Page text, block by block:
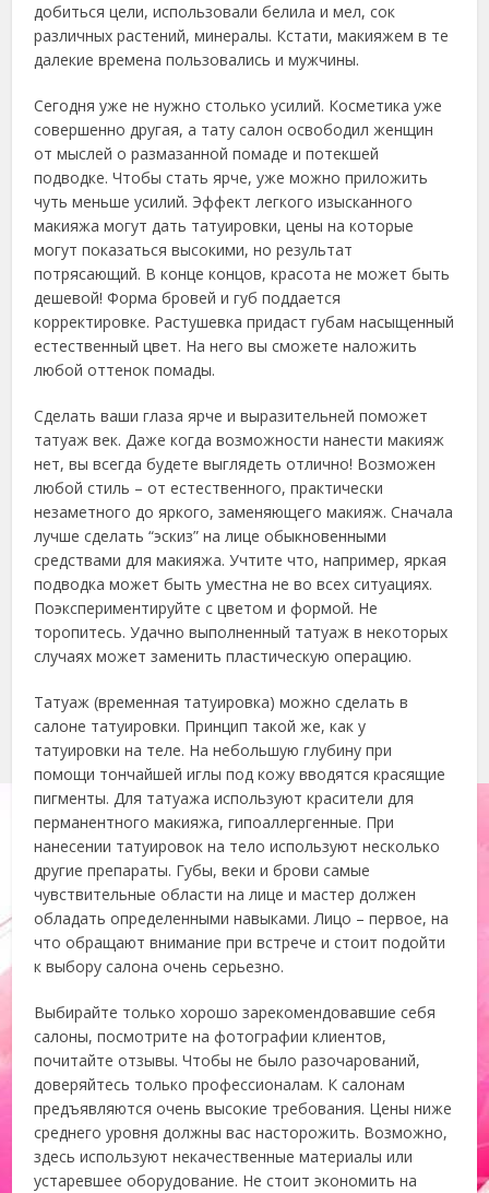
добиться цели, использовали белила и мел, сок
различных растений, минералы. Кстати, макияжем в те
далекие времена пользовались и мужчины.
Сегодня уже не нужно столько усилий. Косметика уже
совершенно другая, а тату салон освободил женщин
от мыслей о размазанной помаде и потекшей
подводке. Чтобы стать ярче, уже можно приложить
чуть меньше усилий. Эффект легкого изысканного
макияжа могут дать татуировки, цены на которые
могут показаться высокими, но результат
потрясающий. В конце концов, красота не может быть
дешевой! Форма бровей и губ поддается
корректировке. Растушевка придаст губам насыщенный
естественный цвет. На него вы сможете наложить
любой оттенок помады.
Сделать ваши глаза ярче и выразительней поможет
татуаж век. Даже когда возможности нанести макияж
нет, вы всегда будете выглядеть отлично! Возможен
любой стиль – от естественного, практически
незаметного до яркого, заменяющего макияж. Сначала
лучше сделать “эскиз” на лице обыкновенными
средствами для макияжа. Учтите что, например, яркая
подводка может быть уместна не во всех ситуациях.
Поэкспериментируйте с цветом и формой. Не
торопитесь. Удачно выполненный татуаж в некоторых
случаях может заменить пластическую операцию.
Татуаж (временная татуировка) можно сделать в
салоне татуировки. Принцип такой же, как у
татуировки на теле. На небольшую глубину при
помощи тончайшей иглы под кожу вводятся красящие
пигменты. Для татуажа используют красители для
перманентного макияжа, гипоаллергенные. При
нанесении татуировок на тело используют несколько
другие препараты. Губы, веки и брови самые
чувствительные области на лице и мастер должен
обладать определенными навыками. Лицо – первое, на
что обращают внимание при встрече и стоит подойти
к выбору салона очень серьезно.
Выбирайте только хорошо зарекомендовавшие себя
салоны, посмотрите на фотографии клиентов,
почитайте отзывы. Чтобы не было разочарований,
доверяйтесь только профессионалам. К салонам
предъявляются очень высокие требования. Цены ниже
среднего уровня должны вас насторожить. Возможно,
здесь используют некачественные материалы или
устаревшее оборудование. Не стоит экономить на